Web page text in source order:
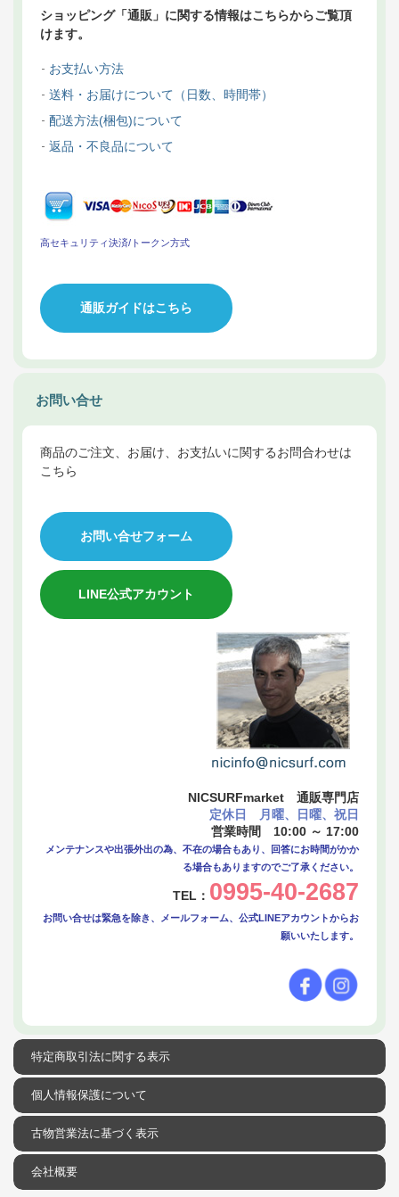
ショッピング「通販」に関する情報はこちらからご覧頂
けます。
お支払い方法
送料・お届けについて（日数、時間帯）
配送方法(梱包)について
返品・不良品について
高セキュリティ決済/トークン方式
通販ガイドはこちら
お問い合せ
商品のご注文、お届け、お支払いに関するお問合わせは
こちら
お問い合せフォーム
LINE公式アカウント
NICSURFmarket 通販専門店
定休日 月曜、日曜、祝日
営業時間 10:00 ～ 17:00
メンテナンスや出張外出の為、不在の場合もあり、回答にお時間がかか
る場合もありますのでご了承ください。
TEL： 0995-40-2687
お問い合せは緊急を除き、メールフォーム、公式LINEアカウントからお
願いいたします。
特定商取引法に関する表示
個人情報保護について
古物営業法に基づく表示
会社概要